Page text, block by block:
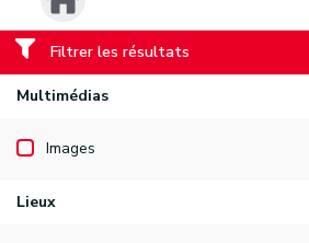
Filtrer les résultats
Multimédias
Images
Lieux